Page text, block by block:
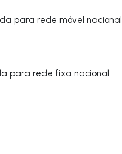
para rede móvel nacional
para rede fixa nacional